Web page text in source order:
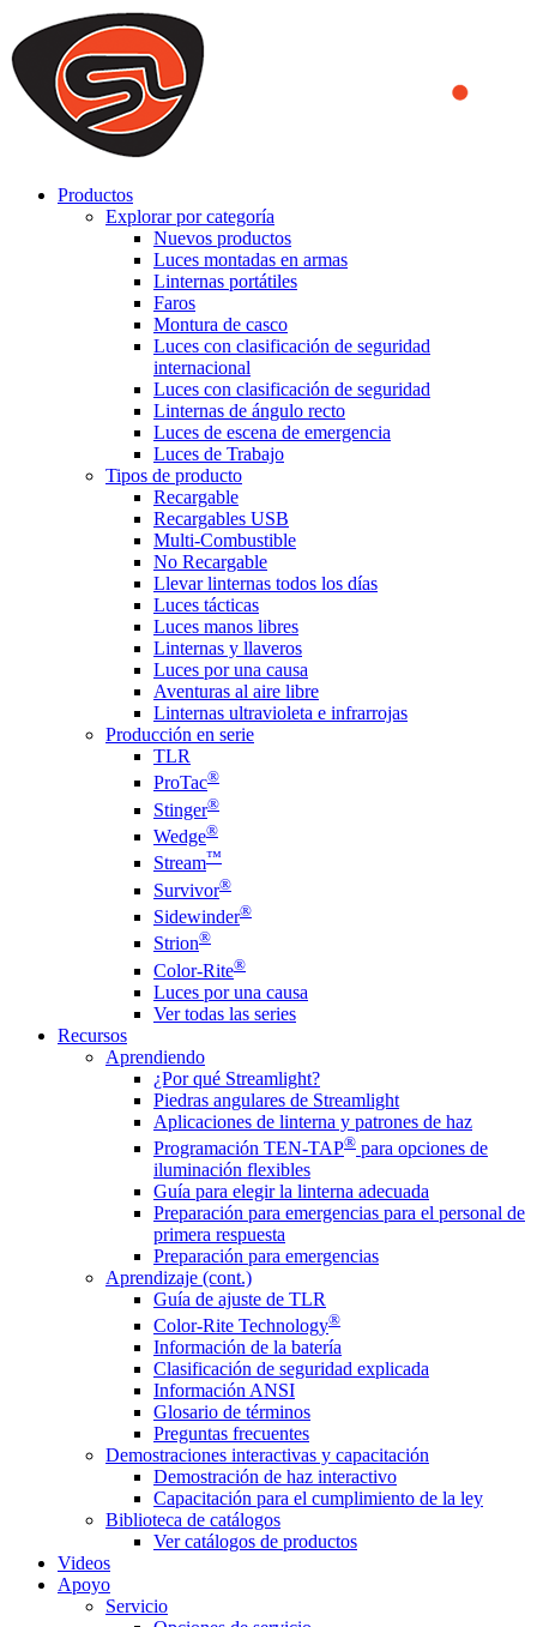
We use cookies to ensure that we provide you the best experience
on our website. By continuing to browse this website, you accept
that cookies are used to help us analyze how the website is used and
to offer you a better experience. To learn more or to find out how
you can disable cookies, you can access our
Productos
Explorar por categoría
Nuevos productos
Luces montadas en armas
Linternas portátiles
Faros
Montura de casco
Luces con clasificación de seguridad
internacional
Luces con clasificación de seguridad
Linternas de ángulo recto
Luces de escena de emergencia
Luces de Trabajo
Tipos de producto
Recargable
Recargables USB
Multi-Combustible
No Recargable
Llevar linternas todos los días
Luces tácticas
Luces manos libres
Linternas y llaveros
Luces por una causa
Aventuras al aire libre
Linternas ultravioleta e infrarrojas
Producción en serie
TLR
ProTac®
Stinger®
Wedge®
Stream™
Survivor®
Sidewinder®
Strion®
Color-Rite®
Luces por una causa
Ver todas las series
Recursos
Aprendiendo
¿Por qué Streamlight?
Piedras angulares de Streamlight
Aplicaciones de linterna y patrones de haz
Programación TEN-TAP® para opciones de
iluminación flexibles
Guía para elegir la linterna adecuada
Preparación para emergencias para el personal de
primera respuesta
Preparación para emergencias
Aprendizaje (cont.)
Guía de ajuste de TLR
Color-Rite Technology®
Información de la batería
Clasificación de seguridad explicada
Información ANSI
Glosario de términos
Preguntas frecuentes
Demostraciones interactivas y capacitación
Demostración de haz interactivo
Capacitación para el cumplimiento de la ley
Biblioteca de catálogos
Ver catálogos de productos
Videos
Apoyo
Servicio